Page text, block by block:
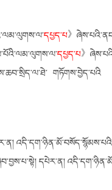
དཔྱད་པ》
དཔྱད་པ》
གཏོགས་བྱེད་པའི
དཔེར་ན།